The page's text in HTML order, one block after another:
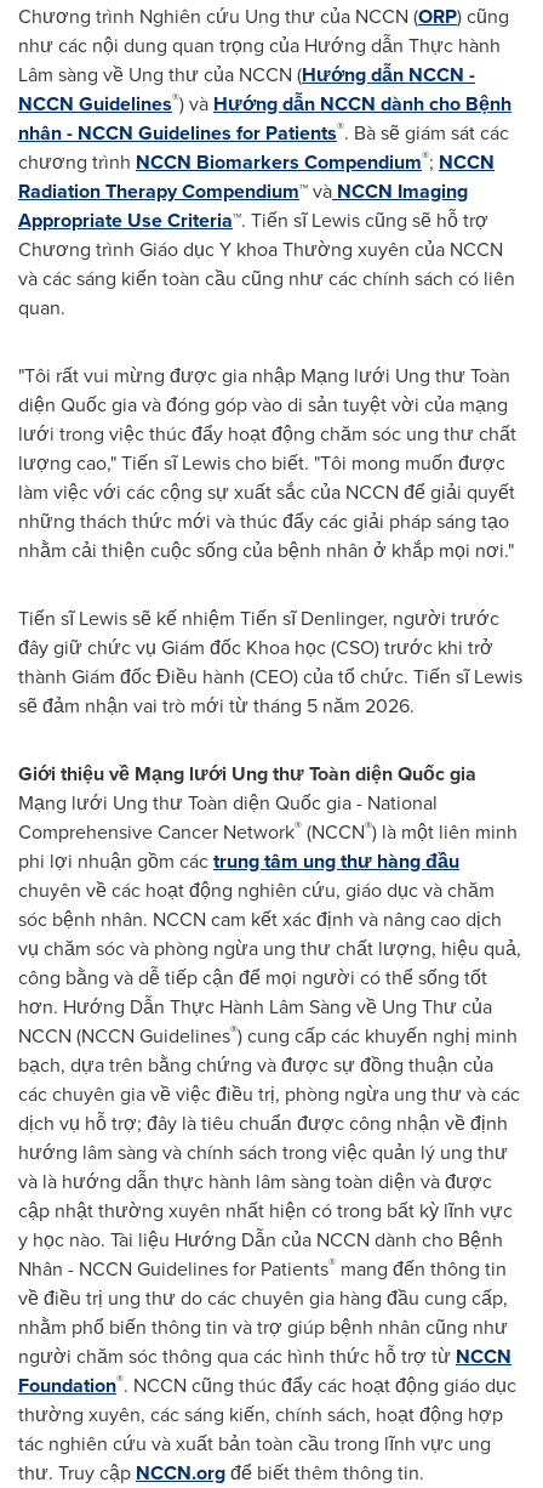
Chương trình Nghiên cứu Ung thư của NCCN (ORP) cũng
như các nội dung quan trọng của Hướng dẫn Thực hành
Lâm sàng về Ung thư của NCCN (Hướng dẫn NCCN -
NCCN Guidelines®) và Hướng dẫn NCCN dành cho Bệnh
nhân - NCCN Guidelines for Patients®. Bà sẽ giám sát các
chương trình NCCN Biomarkers Compendium®; NCCN
Radiation Therapy Compendium™ và NCCN Imaging
Appropriate Use Criteria™. Tiến sĩ Lewis cũng sẽ hỗ trợ
Chương trình Giáo dục Y khoa Thường xuyên của NCCN
và các sáng kiến toàn cầu cũng như các chính sách có liên
quan.
"Tôi rất vui mừng được gia nhập Mạng lưới Ung thư Toàn
diện Quốc gia và đóng góp vào di sản tuyệt vời của mạng
lưới trong việc thúc đẩy hoạt động chăm sóc ung thư chất
lượng cao," Tiến sĩ Lewis cho biết. "Tôi mong muốn được
làm việc với các cộng sự xuất sắc của NCCN để giải quyết
những thách thức mới và thúc đẩy các giải pháp sáng tạo
nhằm cải thiện cuộc sống của bệnh nhân ở khắp mọi nơi."
Tiến sĩ Lewis sẽ kế nhiệm Tiến sĩ Denlinger, người trước
đây giữ chức vụ Giám đốc Khoa học (CSO) trước khi trở
thành Giám đốc Điều hành (CEO) của tổ chức. Tiến sĩ Lewis
sẽ đảm nhận vai trò mới từ tháng 5 năm 2026.
Giới thiệu về Mạng lưới Ung thư Toàn diện Quốc gia
Mạng lưới Ung thư Toàn diện Quốc gia - National
Comprehensive Cancer Network® (NCCN®) là một liên minh
phi lợi nhuận gồm cáctrung tâm ung thư hàng đầu
chuyên về các hoạt động nghiên cứu, giáo dục và chăm
sóc bệnh nhân. NCCN cam kết xác định và nâng cao dịch
vụ chăm sóc và phòng ngừa ung thư chất lượng, hiệu quả,
công bằng và dễ tiếp cận để mọi người có thể sống tốt
hơn. Hướng Dẫn Thực Hành Lâm Sàng về Ung Thư của
NCCN (NCCN Guidelines®) cung cấp các khuyến nghị minh
bạch, dựa trên bằng chứng và được sự đồng thuận của
các chuyên gia về việc điều trị, phòng ngừa ung thư và các
dịch vụ hỗ trợ; đây là tiêu chuẩn được công nhận về định
hướng lâm sàng và chính sách trong việc quản lý ung thư
và là hướng dẫn thực hành lâm sàng toàn diện và được
cập nhật thường xuyên nhất hiện có trong bất kỳ lĩnh vực
y học nào. Tài liệu Hướng Dẫn của NCCN dành cho Bệnh
Nhân - NCCN Guidelines for Patients® mang đến thông tin
về điều trị ung thư do các chuyên gia hàng đầu cung cấp,
nhằm phổ biến thông tin và trợ giúp bệnh nhân cũng như
người chăm sóc thông qua các hình thức hỗ trợ từ NCCN
Foundation®. NCCN cũng thúc đẩy các hoạt động giáo dục
thường xuyên, các sáng kiến, chính sách, hoạt động hợp
tác nghiên cứu và xuất bản toàn cầu trong lĩnh vực ung
thư. Truy cập NCCN.orgđể biết thêm thông tin.